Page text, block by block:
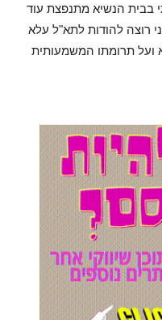
בבית הנשיא מתנפצת עוד
רוצה להודות לתא"ל עלא
ועל תרומתו המשמעותית